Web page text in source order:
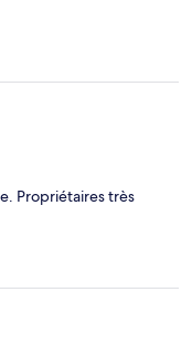
Propriétaires très